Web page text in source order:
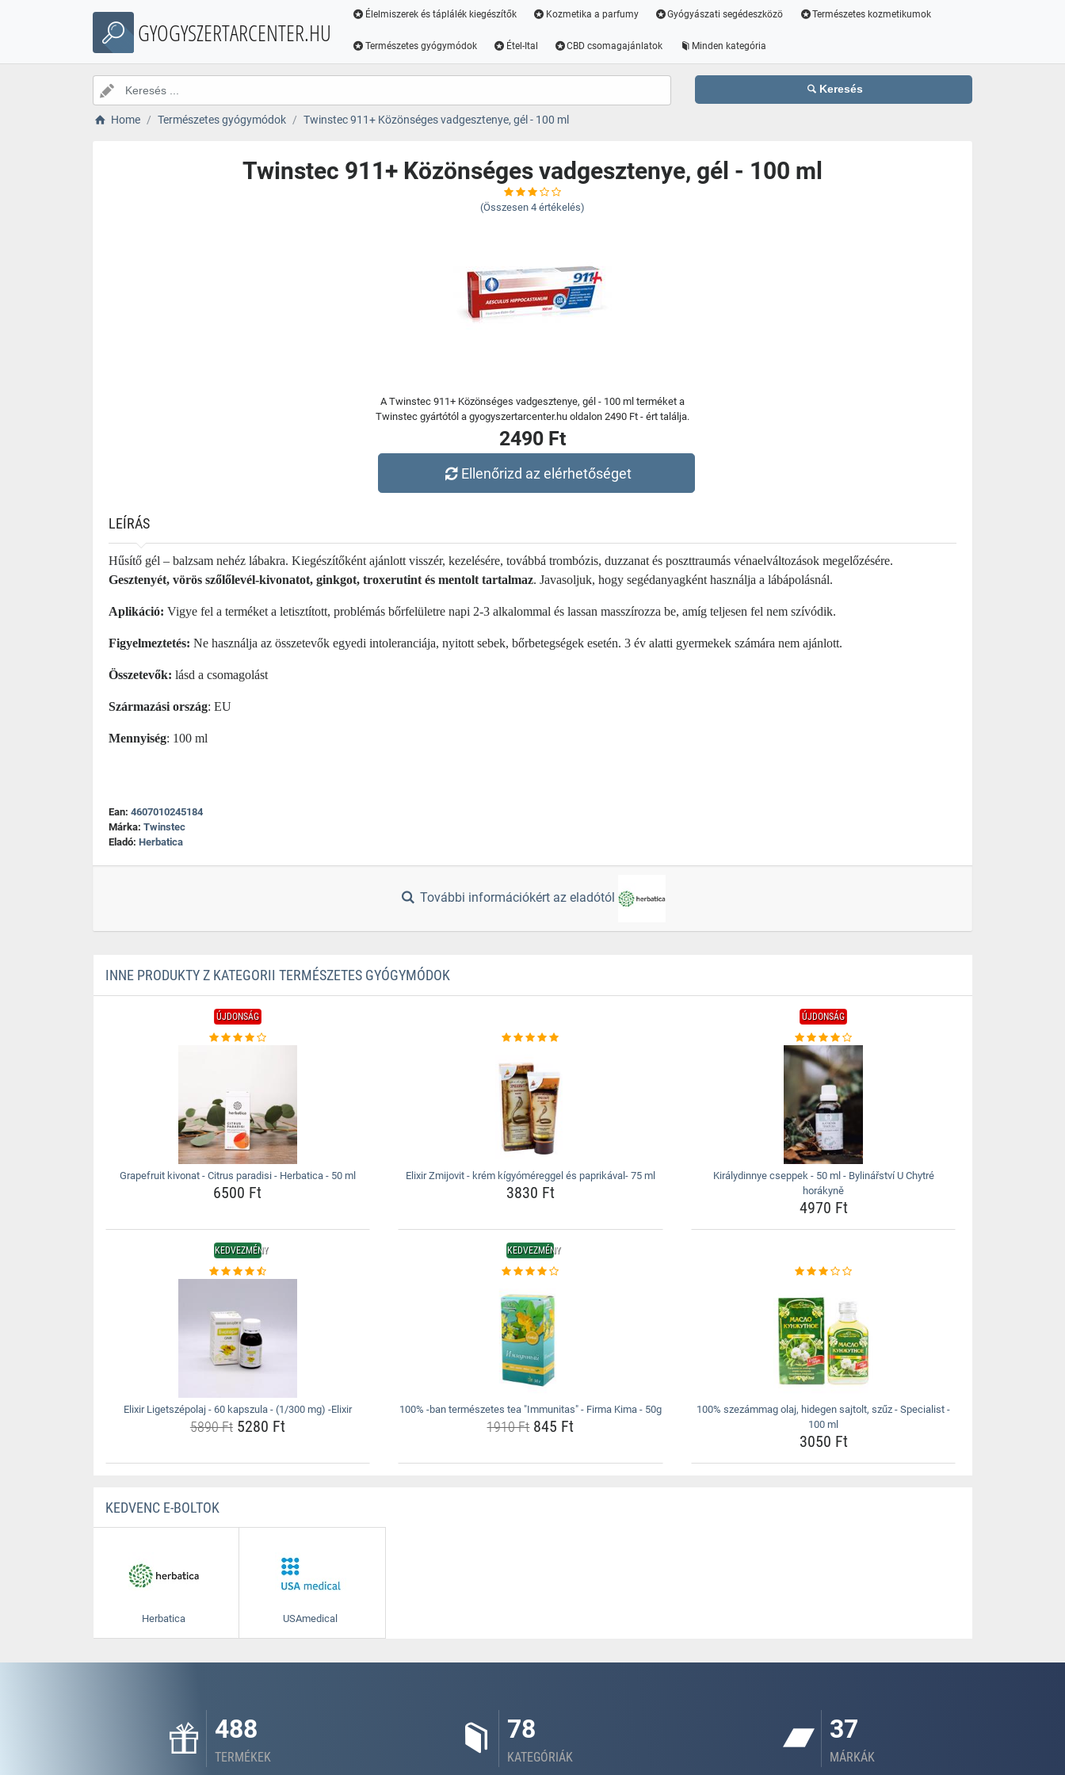
GYOGYSZERTARCENTER.HU
Élelmiszerek és táplálék kiegészítők Kozmetika a parfumy Gyógyászati segédeszközö Természetes kozmetikumok
Természetes gyógymódok Étel-Ital CBD csomagajánlatok Minden kategória
Keresés
Home Természetes gyógymódok Twinstec 911+ Közönséges vadgesztenye, gél - 100 ml
Twinstec 911+ Közönséges vadgesztenye, gél - 100 ml
(Összesen 4 értékelés)
A Twinstec 911+ Közönséges vadgesztenye, gél - 100 ml terméket a
Twinstec gyártótól a gyogyszertarcenter.hu oldalon 2490 Ft - ért találja.
2490 Ft
Ellenőrizd az elérhetőséget
LEÍRÁS
Hűsítő gél – balzsam nehéz lábakra. Kiegészítőként ajánlott visszér, kezelésére, továbbá trombózis, duzzanat és poszttraumás vénaelváltozások megelőzésére.
Gesztenyét, vörös szőlőlevél-kivonatot, ginkgot, troxerutint és mentolt tartalmaz. Javasoljuk, hogy segédanyagként használja a lábápolásnál.
Aplikáció: Vigye fel a terméket a letisztított, problémás bőrfelületre napi 2-3 alkalommal és lassan masszírozza be, amíg teljesen fel nem szívódik.
Figyelmeztetés: Ne használja az összetevők egyedi intoleranciája, nyitott sebek, bőrbetegségek esetén. 3 év alatti gyermekek számára nem ajánlott.
Összetevők: lásd a csomagolást
Származási ország: EU
Mennyiség: 100 ml
Ean: 4607010245184
Márka: Twinstec
Eladó: Herbatica
További információkért az eladótól
INNE PRODUKTY Z KATEGORII TERMÉSZETES GYÓGYMÓDOK
ÚJDONSÁG
Grapefruit kivonat - Citrus paradisi - Herbatica - 50 ml
6500 Ft
Elixir Zmijovit - krém kígyóméreggel és paprikával- 75 ml
3830 Ft
ÚJDONSÁG
Királydinnye cseppek - 50 ml - Bylinářství U Chytré
horákyně
4970 Ft
KEDVEZMÉNY
Elixir Ligetszépolaj - 60 kapszula - (1/300 mg) -Elixir
5890 Ft5280 Ft
KEDVEZMÉNY
100% -ban természetes tea "Immunitas" - Firma Kima - 50g
1910 Ft845 Ft
100% szezámmag olaj, hidegen sajtolt, szűz - Specialist -
100 ml
3050 Ft
KEDVENC E-BOLTOK
Herbatica USAmedical
488
TERMÉKEK
78
KATEGÓRIÁK
37
MÁRKÁK